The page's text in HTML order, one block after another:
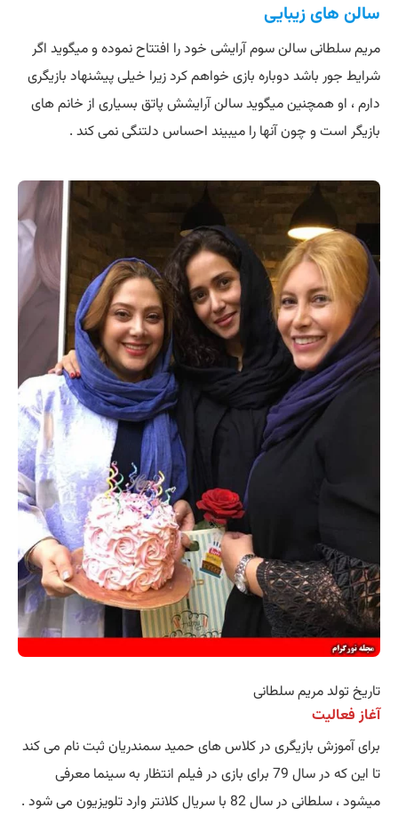
سالن های زیبایی
مریم سلطانی سالن سوم آرایشی خود را افتتاح نموده و میگوید اگر
شرایط جور باشد دوباره بازی خواهم کرد زیرا خیلی پیشنهاد بازیگری
دارم ، او همچنین میگوید سالن آرایشش پاتق بسیاری از خانم های
بازیگر است و چون آنها را میبیند احساس دلتنگی نمی کند .
تاریخ تولد مریم سلطانی
آغاز فعالیت
برای آموزش بازیگری در کلاس های حمید سمندریان ثبت نام می کند
تا این که در سال 79 برای بازی در فیلم انتظار به سینما معرفی
میشود ، سلطانی در سال 82 با سریال کلانتر وارد تلویزیون می شود .